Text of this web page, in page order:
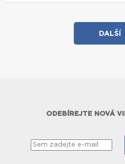
DALŠÍ
ODEBÍREJTE NOVÁ